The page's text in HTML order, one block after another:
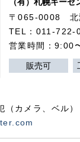
〒065-0008 北
TEL：011-722-
営業時間：9:00
販売可
（カメラ、ベ